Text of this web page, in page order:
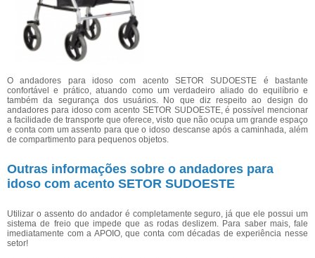
O andadores para idoso com acento SETOR SUDOESTE é bastante
confortável e prático, atuando como um verdadeiro aliado do equilíbrio e
também da segurança dos usuários. No que diz respeito ao design do
andadores para idoso com acento SETOR SUDOESTE, é possível mencionar
a facilidade de transporte que oferece, visto que não ocupa um grande espaço
e conta com um assento para que o idoso descanse após a caminhada, além
de compartimento para pequenos objetos.
Outras informações sobre o andadores para
idoso com acento SETOR SUDOESTE
Utilizar o assento do andador é completamente seguro, já que ele possui um
sistema de freio que impede que as rodas deslizem. Para saber mais, fale
imediatamente com a APOIO, que conta com décadas de experiência nesse
setor!